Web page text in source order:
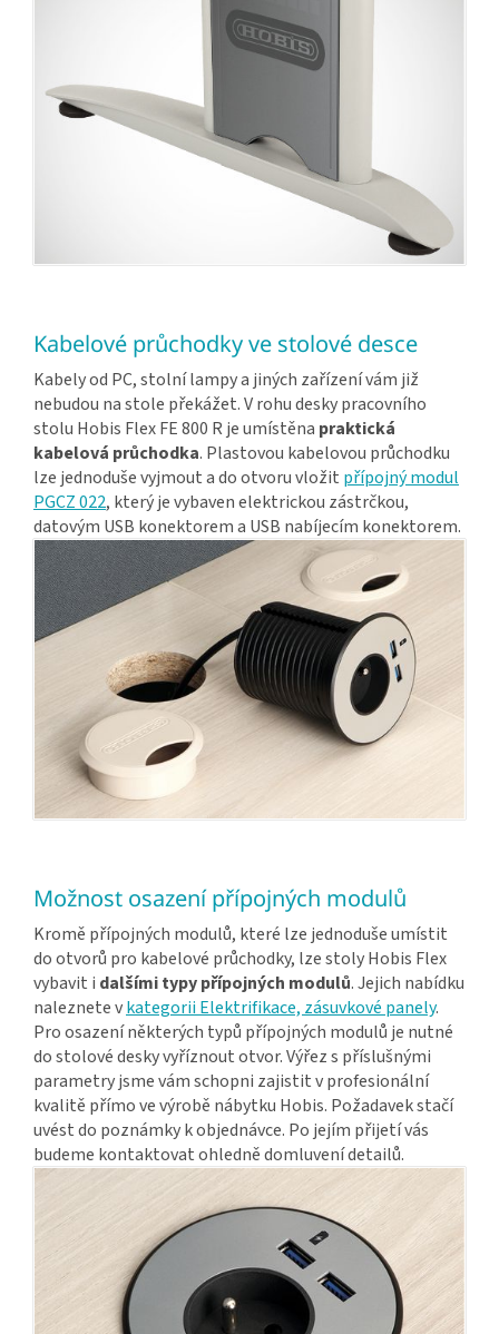
Kabelové průchodky ve stolové desce
Kabely od PC, stolní lampy a jiných zařízení vám již
nebudou na stole překážet. V rohu desky pracovního
stolu Hobis Flex FE 800 R je umístěna praktická
kabelová průchodka. Plastovou kabelovou průchodku
lze jednoduše vyjmout a do otvoru vložit přípojný modul
PGCZ 022, který je vybaven elektrickou zástrčkou,
datovým USB konektorem a USB nabíjecím konektorem.
Možnost osazení přípojných modulů
Kromě přípojných modulů, které lze jednoduše umístit
do otvorů pro kabelové průchodky, lze stoly Hobis Flex
vybavit i dalšími typy přípojných modulů. Jejich nabídku
naleznete vkategorii Elektrifikace, zásuvkové panely.
Pro osazení některých typů přípojných modulů je nutné
do stolové desky vyříznout otvor. Výřez s příslušnými
parametry jsme vám schopni zajistit v profesionální
kvalitě přímo ve výrobě nábytku Hobis. Požadavek stačí
uvést do poznámky k objednávce. Po jejím přijetí vás
budeme kontaktovat ohledně domluvení detailů.